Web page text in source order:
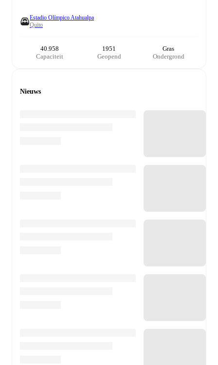
Estadio Olímpico Atahualpa
Quito
40.958
Capaciteit
1951
Geopend
Gras
Ondergrond
Nieuws